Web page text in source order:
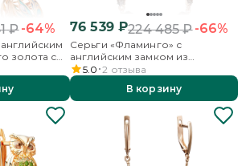
₽-64%
золота с
76 539₽224 485₽-66%
Серьги «Фламинго» с
английским замком из
красного золота с гранатом,
кварцем дымчатым и эмалью
5.0 2 отзыва
В корзину